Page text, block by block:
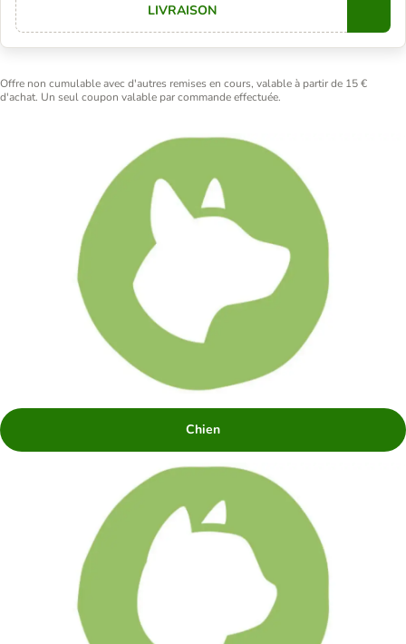
LIVRAISON
Offre non cumulable avec d'autres remises en cours, valable à partir de 15 €
d'achat. Un seul coupon valable par commande effectuée.
Chien